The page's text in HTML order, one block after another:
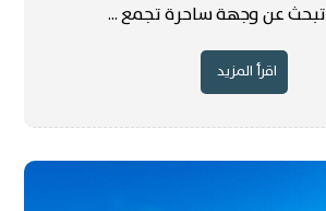
تبحث عن وجهة ساحرة تجمع ...
اقرأ المزيد